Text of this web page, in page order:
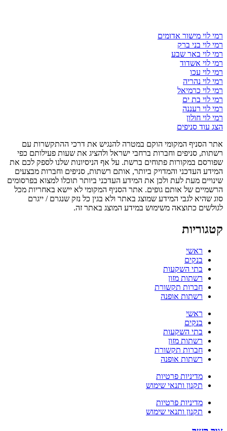
רמי לוי מישור אדומים
רמי לוי בני ברק
רמי לוי באר שבע
רמי לוי אשדוד
רמי לוי עכו
רמי לוי נהריה
רמי לוי כרמיאל
רמי לוי בת ים
רמי לוי רעננה
רמי לוי חולון
הצג עוד סניפים
אתר הסניף המקומי הוקם במטרה להנגיש את דרכי ההתקשרות עם
רשתות, סניפים וחברות ברחבי ישראל ולהציג את שעות פעילותם כפי
שפורסם במקורות פתוחים ברשת. על אף הניסיונות שלנו לספק לכם את
המידע העדכני והמדויק ביותר, אותם רשתות, סניפים וחברות מבצעים
שינויים מעת לעת ולכן את המידע העדכני ביותר תוכלו למצוא בפרסומים
הרשמיים של אותם גופים. אתר הסניף המקומי לא יישא באחריות מכל
סוג שהיא לגבי המידע שמוצג באתר ולא בגין כל נזק שנגרם / ייגרם
לגולשים כתוצאה משימוש במידע המוצג באתר זה.
קטגוריות
ראשי
בנקים
בתי השקעות
רשתות מזון
חברות תקשורת
רשתות אופנה
ראשי
בנקים
בתי השקעות
רשתות מזון
חברות תקשורת
רשתות אופנה
מדיניות פרטיות
תקנון ותנאי שימוש
מדיניות פרטיות
תקנון ותנאי שימוש